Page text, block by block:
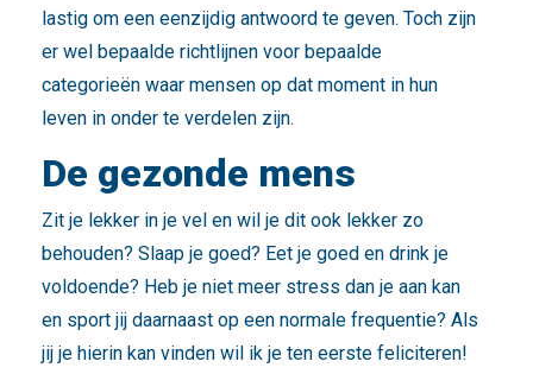
lastig om een eenzijdig antwoord te geven. Toch zijn
er wel bepaalde richtlijnen voor bepaalde
categorieën waar mensen op dat moment in hun
leven in onder te verdelen zijn.
De gezonde mens
Zit je lekker in je vel en wil je dit ook lekker zo
behouden? Slaap je goed? Eet je goed en drink je
voldoende? Heb je niet meer stress dan je aan kan
en sport jij daarnaast op een normale frequentie? Als
jij je hierin kan vinden wil ik je ten eerste feliciteren!